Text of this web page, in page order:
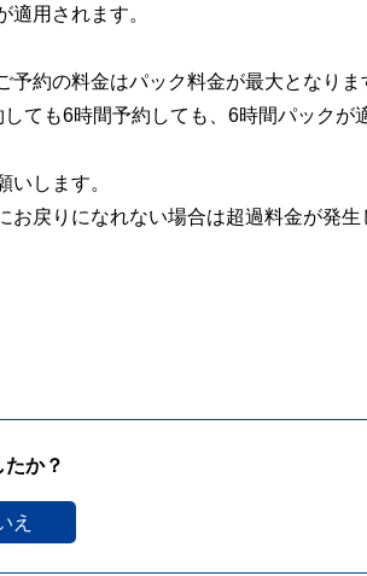
用されます。
約の料金はパック料金が最大となりま
ても6時間予約しても、6時間パックが
します。
戻りになれない場合は超過料金が発生
か？
え